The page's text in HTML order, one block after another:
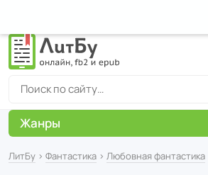
ЛитБу › Фантастика › Любовная фантастика
Жанры